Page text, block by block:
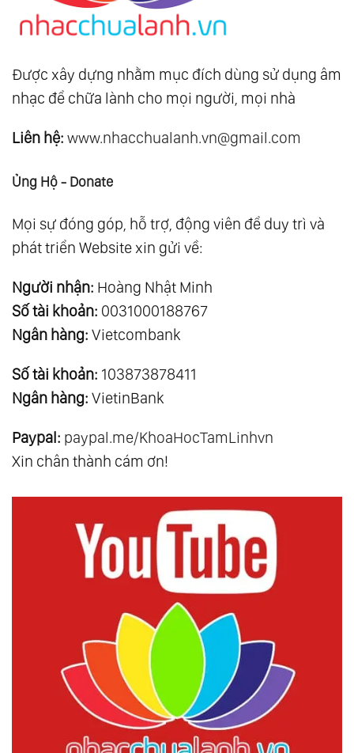
Được xây dựng nhằm mục đích dùng sử dụng âm
nhạc để chữa lành cho mọi người, mọi nhà
Liên hệ: www.nhacchualanh.vn@gmail.com
Ủng Hộ - Donate
Mọi sự đóng góp, hỗ trợ, động viên để duy trì và
phát triển Website xin gửi về:
Người nhận: Hoàng Nhật Minh
Số tài khoản: 0031000188767
Ngân hàng: Vietcombank
Số tài khoản: 103873878411
Ngân hàng: VietinBank
Paypal: paypal.me/KhoaHocTamLinhvn
Xin chân thành cám ơn!